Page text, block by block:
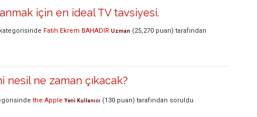
için en ideal TV tavsiyesi.
kategorisinde Fatih Ekrem BAHADIR Uzman (25,270 puan) tarafından
nesil ne zaman çıkacak?
the Apple Yeni Kullanıcı (130 puan) tarafından soruldu